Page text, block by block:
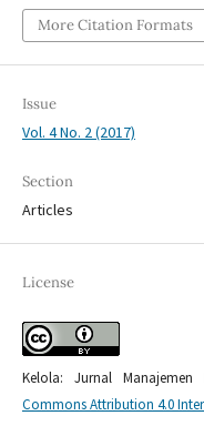
More Citation Formats
Issue
Vol. 4 No. 2 (2017)
Section
Articles
License
Kelola: Jurnal
Commons Attribution 4.0